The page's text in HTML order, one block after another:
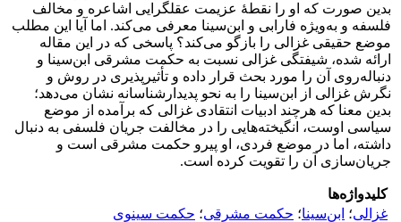
بدین صورت که او را نقطۀ عزیمت عقلگرایی اشاعره و مخالف
فلسفه و به‌ویژه فارابی و ابن‌سینا معرفی می‌کند. اما آیا این مطلب
موضع حقیقی غزالی را بازگو می‌کند؟ پاسخی که در این مقاله
ارائه شده، شیفتگی غزالی نسبت به حکمت مشرقی ابن‌سینا و
دنباله‌روی آن را مورد بحث قرار داده و تأثیرپذیری در روش و
نگرش غزالی از ابن‌سینا را به نحو پدیدارشناسانه نشان می‌دهد؛
بدین معنا که هرچند ادبیات انتقادی غزالی که برآمده از موضع
سیاسی اوست، انگیخته‌هایی را در مخالفت جریان فلسفی به دنبال
داشته، اما در موضع فردی، او پیرو حکمت مشرقی است و
جریان‌سازی آن را تقویت کرده است.
کلیدواژه‌ها
غزالی؛ ابن‌سینا؛ حکمت مشرقی؛ حکمت سینوی